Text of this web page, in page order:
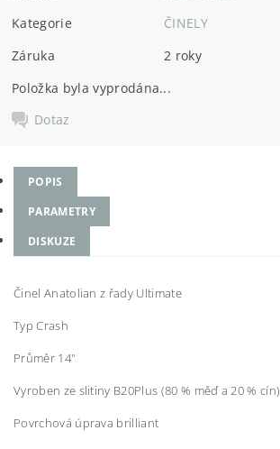
Kategorie
ČINELY
Záruka
2 roky
Položka byla vyprodána...
Dotaz
POPIS
PARAMETRY
DISKUZE
Činel Anatolian z řady Ultimate
Typ Crash
Průměr 14"
Vyroben ze slitiny B20Plus (80 % měď a 20 % cín)
Povrchová úprava brilliant